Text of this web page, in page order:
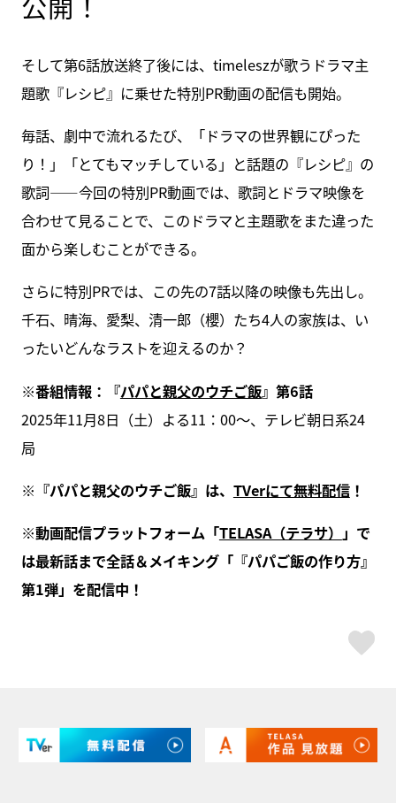
そして第6話放送終了後には、timeleszが歌うドラマ主
題歌『レシピ』に乗せた特別PR動画の配信も開始。
毎話、劇中で流れるたび、「ドラマの世界観にぴった
り！」「とてもマッチしている」と話題の『レシピ』の
歌詞――今回の特別PR動画では、歌詞とドラマ映像を
合わせて見ることで、このドラマと主題歌をまた違った
面から楽しむことができる。
さらに特別PRでは、この先の7話以降の映像も先出し。
千石、晴海、愛梨、清一郎（櫻）たち4人の家族は、い
ったいどんなラストを迎えるのか？
※番組情報：『パパと親父のウチご飯』第6話
2025年11月8日（土）よる11：00～、テレビ朝日系24
局
※『パパと親父のウチご飯』は、 TVerにて無料配信！
※動画配信プラットフォーム「TELASA（テラサ） 」で
は最新話まで全話＆メイキング「『パパご飯の作り方』
第1弾」を配信中！